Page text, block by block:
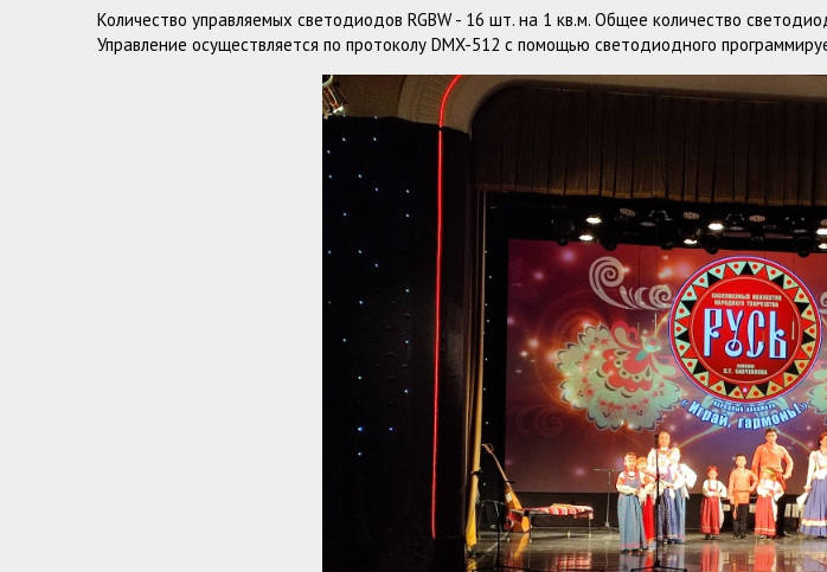
Количество управляемых светодиодов RGBW - 16 шт. на 1 кв.м. Общее количество
Управление осуществляется по протоколу DMX-512 с помощью светодиодного